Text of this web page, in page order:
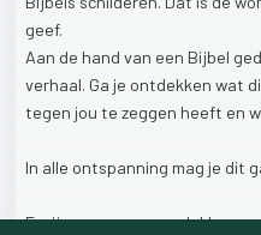
geef.
Aan de hand van een Bijbel
verhaal. Ga je ontdekken wat
tegen jou te zeggen heeft en
In alle ontspanning mag je dit
Erzijnnogeenpaarplekken